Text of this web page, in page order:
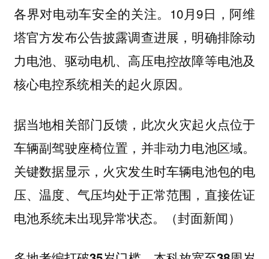
各界对电动车安全的关注。10月9日，阿维
塔官方发布公告披露调查进展，明确排除动
力电池、驱动电机、高压电控故障等电池及
核心电控系统相关的起火原因。
据当地相关部门反馈，此次火灾起火点位于
车辆副驾驶座椅位置，并非动力电池区域。
关键数据显示，火灾发生时车辆电池包的电
压、温度、气压均处于正常范围，直接佐证
电池系统未出现异常状态。（封面新闻）